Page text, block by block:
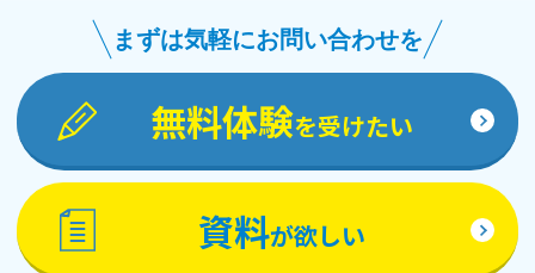
まずは気軽にお問い合わせを
無料体験を受けたい
資料が欲しい